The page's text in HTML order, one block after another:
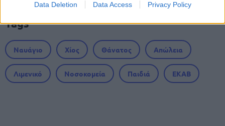
Data Deletion Data Access Privacy Policy
Tags
Ναυάγιο Χίος Θάνατος Απώλεια
Λιμενικό Νοσοκομεία Παιδιά ΕΚΑΒ